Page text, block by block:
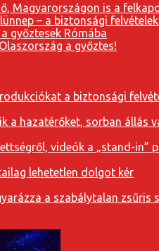
Magyarországon is a
– a biztonsági
győztesek Rómába
a győztes!
a biztonsági
a hazatérőket, sorban állás
videók a „stand-in”
lehetetlen dolgot kér
a szabálytalan zsűris